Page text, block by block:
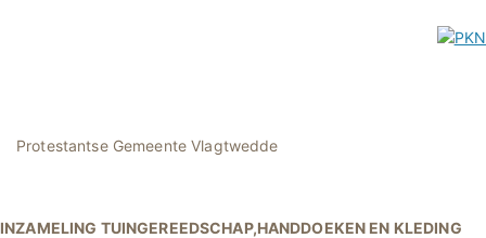
Protestantse Gemeente Vlagtwedde
INZAMELING TUINGEREEDSCHAP,HANDDOEKEN EN KLEDING